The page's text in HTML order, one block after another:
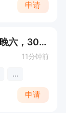
申请
央企直招---车险续保专员（早八晚六，3000-10000元）
11分钟前
...
申请